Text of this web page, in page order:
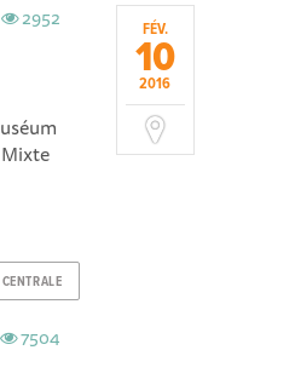
FÉV.
10
2016
2952
CENTRALE
7504